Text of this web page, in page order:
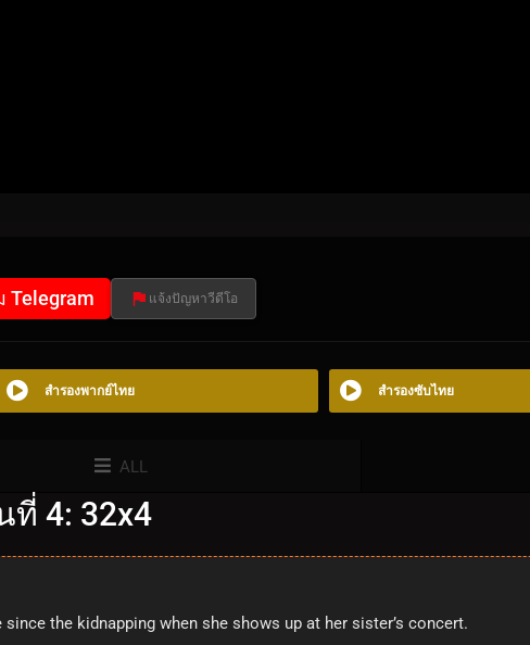
Telegram แจ้งปัญหาวีดีโอ
สำรองพากย์ไทย สำรองซับไทย
ALL
ที่ 4: 32x4
the kidnapping when she shows up at her sister’s concert.